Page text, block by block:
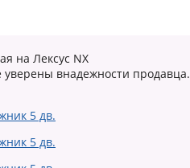
на Лексус NX
уверены внадежности продавца.